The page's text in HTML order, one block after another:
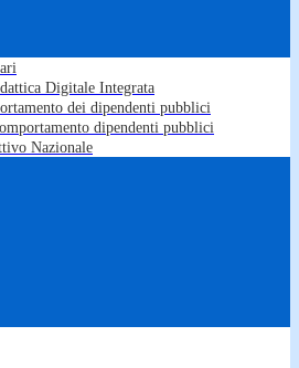
Digitale Integrata
dei dipendenti pubblici
dipendenti pubblici
Nazionale